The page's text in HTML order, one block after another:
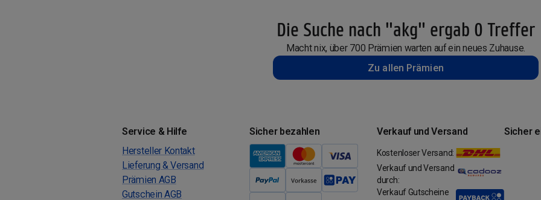
Die Suche nach "akg" ergab 0 Treffer
Macht nix, über 700 Prämien warten auf ein neues Zuhause.
Zu allen Prämien
Service & Hilfe
Hersteller Kontakt
Lieferung & Versand
Prämien AGB
Gutschein AGB
Sicher bezahlen Verkauf und Versand
Kostenloser Versand:
Verkauf und Versand
durch:
Verkauf Gutscheine
Sicher